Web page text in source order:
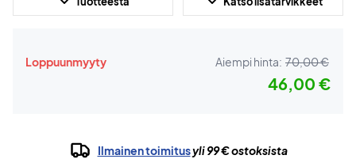
Loppuunmyyty Aiempi hinta: 70,00 €
46,00 €
Ilmainen toimitusyli 99 € ostoksista